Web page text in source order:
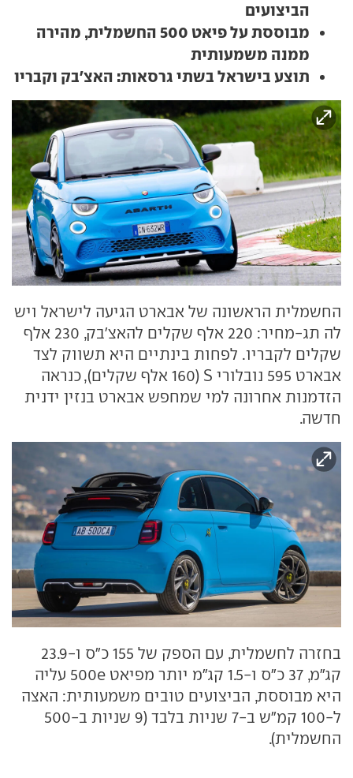
הביצועים
מבוססת על פיאט 500 החשמלית, מהירה
ממנה משמעותית
תוצע בישראל בשתי גרסאות: האצ'בק וקבריו
החשמלית הראשונה של אבארט הגיעה לישראל ויש
לה תג-מחיר: 220 אלף שקלים להאצ'בק, 230 אלף
שקלים לקבריו. לפחות בינתיים היא תשווק לצד
אבארט 595 נובלורי S (160 אלף שקלים), כנראה
הזדמנות אחרונה למי שמחפש אבארט בנזין ידנית
חדשה.
בחזרה לחשמלית, עם הספק של 155 כ"ס ו-23.9
קג"מ, 37 כ"ס ו-1.5 קג"מ יותר מפיאט 500e עליה
היא מבוססת, הביצועים טובים משמעותית: האצה
ל-100 קמ"ש ב-7 שניות בלבד (9 שניות ב-500
החשמלית).